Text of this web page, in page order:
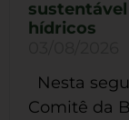
hídricos
Nesta
Comitê da